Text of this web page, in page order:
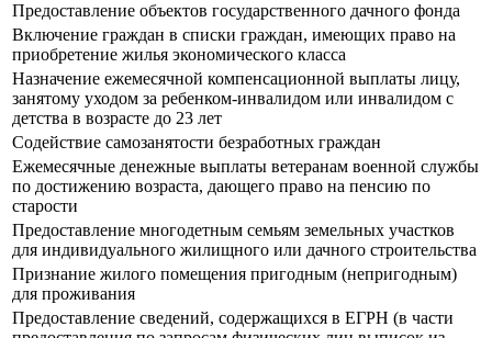
Предоставление объектов государственного дачного фонда
Включение граждан в списки граждан, имеющих право на
приобретение жилья экономического класса
Назначение ежемесячной компенсационной выплаты лицу,
занятому уходом за ребенком-инвалидом или инвалидом с
детства в возрасте до 23 лет
Содействие самозанятости безработных граждан
Ежемесячные денежные выплаты ветеранам военной службы
по достижению возраста, дающего право на пенсию по
старости
Предоставление многодетным семьям земельных участков
для индивидуального жилищного или дачного строительства
Признание жилого помещения пригодным (непригодным)
для проживания
Предоставление сведений, содержащихся в ЕГРН (в части